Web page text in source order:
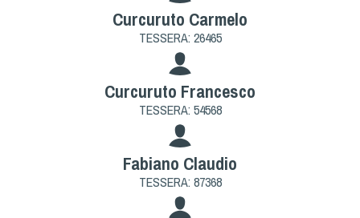
Curcuruto Carmelo
TESSERA: 26465
Curcuruto Francesco
TESSERA: 54568
Fabiano Claudio
TESSERA: 87368